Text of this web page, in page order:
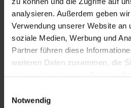
analysieren. Außerdem geben
Verwendung unserer Website an
soziale Medien, Werbung und
Partner führen diese
weiteren Daten zusammen, die
haben oder die sie im Rahmen
Notwendig
anjobs@inetcons.it
ICH BIN INTERESSIERT